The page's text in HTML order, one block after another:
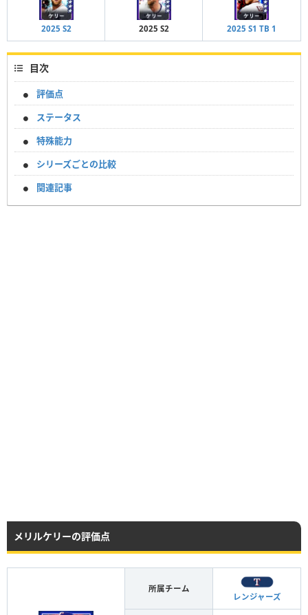
2025 S2 2025 S2 2025 S1 TB 1
目次
評価点
ステータス
特殊能力
シリーズごとの比較
関連記事
メリルケリーの評価点
所属チーム
レンジャーズ